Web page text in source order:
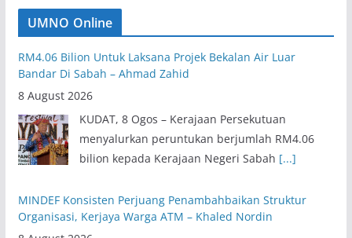
UMNO Online
RM4.06 Bilion Untuk Laksana Projek Bekalan Air Luar
Bandar Di Sabah – Ahmad Zahid
8 August 2026
KUDAT, 8 Ogos – Kerajaan Persekutuan
menyalurkan peruntukan berjumlah RM4.06
bilion kepada Kerajaan Negeri Sabah [...]
MINDEF Konsisten Perjuang Penambahbaikan Struktur
Organisasi, Kerjaya Warga ATM – Khaled Nordin